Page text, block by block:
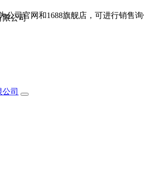
司
公司官网和1688旗舰店，可进行销售